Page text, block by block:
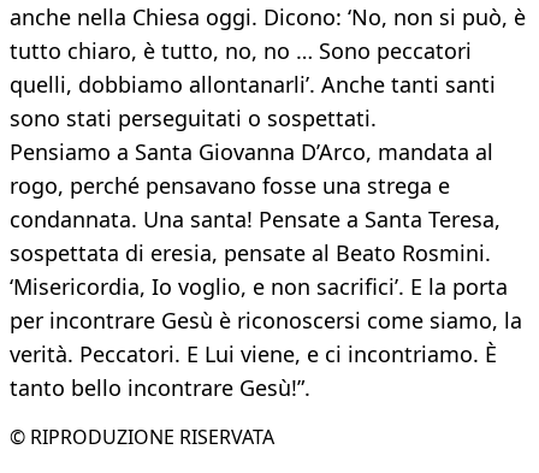
anche nella Chiesa oggi. Dicono: ‘No, non si può, è
tutto chiaro, è tutto, no, no … Sono peccatori
quelli, dobbiamo allontanarli’. Anche tanti santi
sono stati perseguitati o sospettati.
Pensiamo a Santa Giovanna D’Arco, mandata al
rogo, perché pensavano fosse una strega e
condannata. Una santa! Pensate a Santa Teresa,
sospettata di eresia, pensate al Beato Rosmini.
‘Misericordia, Io voglio, e non sacrifici’. E la porta
per incontrare Gesù è riconoscersi come siamo, la
verità. Peccatori. E Lui viene, e ci incontriamo. È
tanto bello incontrare Gesù!”.
© RIPRODUZIONE RISERVATA